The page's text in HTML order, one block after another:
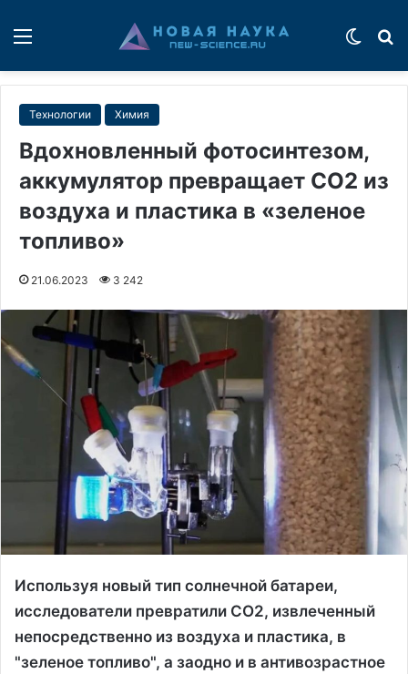
Технологии Химия
Вдохновленный фотосинтезом,
аккумулятор превращает CO2 из
воздуха и пластика в «зеленое
топливо»
21.06.2023 3 242
Используя новый тип солнечной батареи,
исследователи превратили CO2, извлеченный
непосредственно из воздуха и пластика, в
"зеленое топливо", а заодно и в антивозрастное